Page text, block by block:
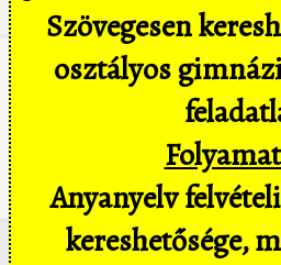
Szövegesen
osztályos
Anyanyelv
kereshetősége,